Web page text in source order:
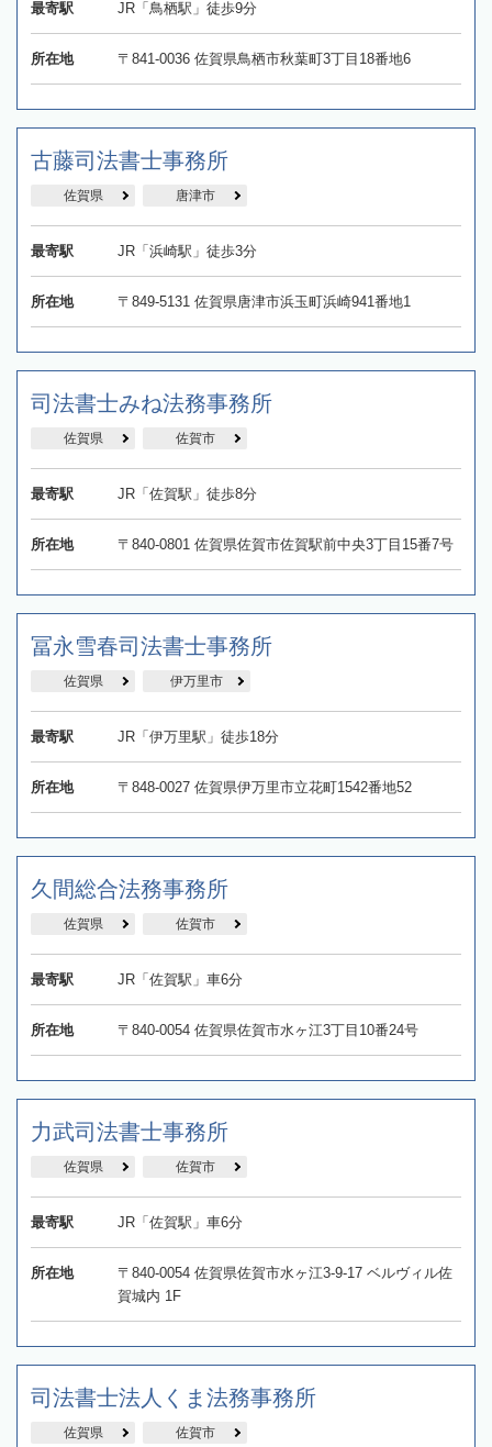
最寄駅 JR「鳥栖駅」徒歩9分
所在地 〒841-0036 佐賀県鳥栖市秋葉町3丁目18番地6
古藤司法書士事務所
佐賀県 唐津市
最寄駅 JR「浜崎駅」徒歩3分
所在地 〒849-5131 佐賀県唐津市浜玉町浜崎941番地1
司法書士みね法務事務所
佐賀県 佐賀市
最寄駅 JR「佐賀駅」徒歩8分
所在地 〒840-0801 佐賀県佐賀市佐賀駅前中央3丁目15番7号
冨永雪春司法書士事務所
佐賀県 伊万里市
最寄駅 JR「伊万里駅」徒歩18分
所在地 〒848-0027 佐賀県伊万里市立花町1542番地52
久間総合法務事務所
佐賀県 佐賀市
最寄駅 JR「佐賀駅」車6分
所在地 〒840-0054 佐賀県佐賀市水ヶ江3丁目10番24号
力武司法書士事務所
佐賀県 佐賀市
最寄駅 JR「佐賀駅」車6分
所在地
〒840-0054 佐賀県佐賀市水ヶ江3-9-17 ベルヴィル佐
賀城内 1F
司法書士法人くま法務事務所
佐賀県 佐賀市